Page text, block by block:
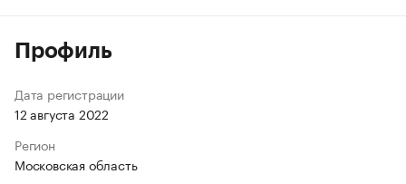
Профиль
Дата регистрации
12 августа 2022
Регион
Московская область